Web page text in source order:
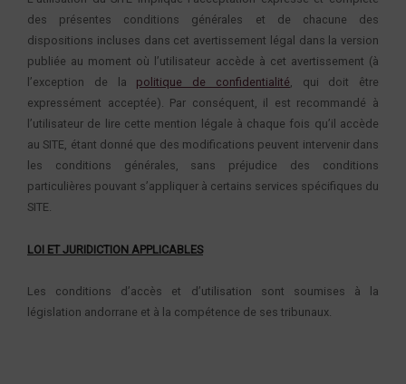
des présentes conditions générales et de chacune des
dispositions incluses dans cet avertissement légal dans la version
publiée au moment où l’utilisateur accède à cet avertissement (à
l’exception de la politique de confidentialité , qui doit être
expressément acceptée). Par conséquent, il est recommandé à
l’utilisateur de lire cette mention légale à chaque fois qu’il accède
au SITE, étant donné que des modifications peuvent intervenir dans
les conditions générales, sans préjudice des conditions
particulières pouvant s’appliquer à certains services spécifiques du
SITE.
LOI ET JURIDICTION APPLICABLES
Les conditions d’accès et d’utilisation sont soumises à la
législation andorrane et à la compétence de ses tribunaux.